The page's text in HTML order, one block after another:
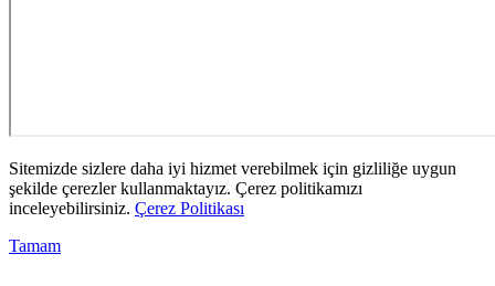
Sitemizde sizlere daha iyi hizmet verebilmek için gizliliğe uygun
şekilde çerezler kullanmaktayız. Çerez politikamızı
inceleyebilirsiniz. Çerez Politikası
Tamam